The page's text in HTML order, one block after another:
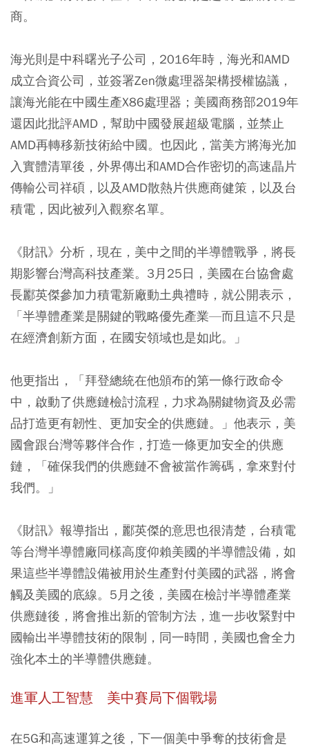
商。
海光則是中科曙光子公司，2016年時，海光和AMD
成立合資公司，並簽署Zen微處理器架構授權協議，
讓海光能在中國生產X86處理器；美國商務部2019年
還因此批評AMD，幫助中國發展超級電腦，並禁止
AMD再轉移新技術給中國。也因此，當美方將海光加
入實體清單後，外界傳出和AMD合作密切的高速晶片
傳輸公司祥碩，以及AMD散熱片供應商健策，以及台
積電，因此被列入觀察名單。
《財訊》分析，現在，美中之間的半導體戰爭，將長
期影響台灣高科技產業。3月25日，美國在台協會處
長酈英傑參加力積電新廠動土典禮時，就公開表示，
「半導體產業是關鍵的戰略優先產業—而且這不只是
在經濟創新方面，在國安領域也是如此。」
他更指出，「拜登總統在他頒布的第一條行政命令
中，啟動了供應鏈檢討流程，力求為關鍵物資及必需
品打造更有韌性、更加安全的供應鏈。」他表示，美
國會跟台灣等夥伴合作，打造一條更加安全的供應
鏈，「確保我們的供應鏈不會被當作籌碼，拿來對付
我們。」
《財訊》報導指出，酈英傑的意思也很清楚，台積電
等台灣半導體廠同樣高度仰賴美國的半導體設備，如
果這些半導體設備被用於生產對付美國的武器，將會
觸及美國的底線。5月之後，美國在檢討半導體產業
供應鏈後，將會推出新的管制方法，進一步收緊對中
國輸出半導體技術的限制，同一時間，美國也會全力
強化本土的半導體供應鏈。
進軍人工智慧 美中賽局下個戰場
在5G和高速運算之後，下一個美中爭奪的技術會是